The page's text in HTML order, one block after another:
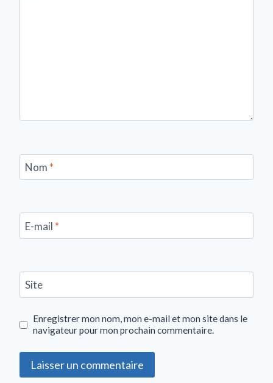
Nom *
E-mail *
Site
Enregistrer mon nom, mon e-mail et mon site dans le
navigateur pour mon prochain commentaire.